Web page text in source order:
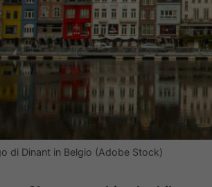
di Dinant in Belgio (Adobe Stock)